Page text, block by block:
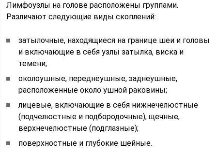
Лимфоузлы на голове расположены группами.
Различают следующие виды скоплений:
затылочные, находящиеся на границе шеи и головы
и включающие в себя узлы затылка, виска и
темени;
околоушные, переднеушные, заднеушные,
расположенные около ушной раковины;
лицевые, включающие в себя нижнечелюстные
(подчелюстные и подбородочные), щечные,
верхнечелюстные (подглазные);
поверхностные и глубокие шейные.